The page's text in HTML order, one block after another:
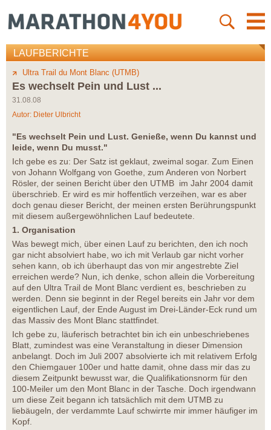
LAUFBERICHTE
Ultra Trail du Mont Blanc (UTMB)
Es wechselt Pein und Lust ...
31.08.08
Autor: Dieter Ulbricht
"Es wechselt Pein und Lust. Genieße, wenn Du kannst und
leide, wenn Du musst."
Ich gebe es zu: Der Satz ist geklaut, zweimal sogar. Zum Einen
von Johann Wolfgang von Goethe, zum Anderen von Norbert
Rösler, der seinen Bericht über den UTMB im Jahr 2004 damit
überschrieb. Er wird es mir hoffentlich verzeihen, war es aber
doch genau dieser Bericht, der meinen ersten Berührungspunkt
mit diesem außergewöhnlichen Lauf bedeutete.
1. Organisation
Was bewegt mich, über einen Lauf zu berichten, den ich noch
gar nicht absolviert habe, wo ich mit Verlaub gar nicht vorher
sehen kann, ob ich überhaupt das von mir angestrebte Ziel
erreichen werde? Nun, ich denke, schon allein die Vorbereitung
auf den Ultra Trail de Mont Blanc verdient es, beschrieben zu
werden. Denn sie beginnt in der Regel bereits ein Jahr vor dem
eigentlichen Lauf, der Ende August im Drei-Länder-Eck rund um
das Massiv des Mont Blanc stattfindet.
Ich gebe zu, läuferisch betrachtet bin ich ein unbeschriebenes
Blatt, zumindest was eine Veranstaltung in dieser Dimension
anbelangt. Doch im Juli 2007 absolvierte ich mit relativem Erfolg
den Chiemgauer 100er und hatte damit, ohne dass mir das zu
diesem Zeitpunkt bewusst war, die Qualifikationsnorm für den
100-Meiler um den Mont Blanc in der Tasche. Doch irgendwann
um diese Zeit begann ich tatsächlich mit dem UTMB zu
liebäugeln, der verdammte Lauf schwirrte mir immer häufiger im
Kopf.